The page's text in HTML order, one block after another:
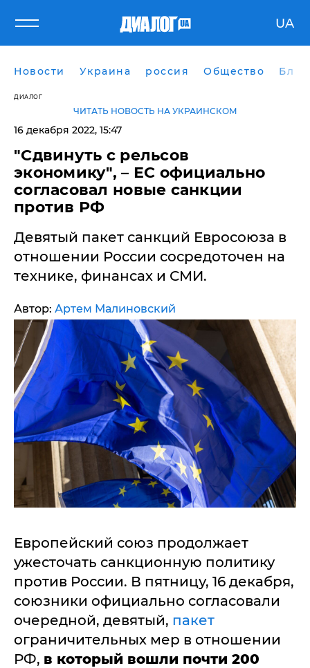
UA
Новости Украина россия Общество
ДИАЛОГ
ЧИТАТЬ НОВОСТЬ НА УКРАИНСКОМ
16 декабря 2022, 15:47
"Сдвинуть с рельсов
экономику", – ЕС официально
согласовал новые санкции
против РФ
Девятый пакет санкций Евросоюза в
отношении России сосредоточен на
технике, финансах и СМИ.
Автор: Артем Малиновский
Европейский союз продолжает
ужесточать санкционную политику
против России. В пятницу, 16 декабря,
союзники официально согласовали
очередной, девятый, пакет
ограничительных мер в отношении
РФ, в который вошли почти 200